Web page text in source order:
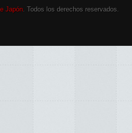
Japón. Todos los derechos reservados.